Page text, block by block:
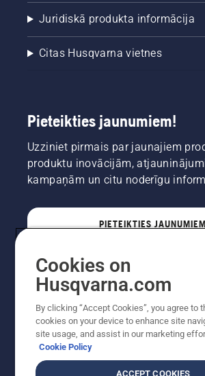
Juridiskā produkta informācija
Citas Husqvarna vietnes
Pieteikties jaunumiem!
Uzziniet pirmais par jaunajiem
produktu inovācijām,
kampaņām un citu noderīgu
PIETEIKTIES JAUNUMIEM
Cookies on
Husqvarna.com
By clicking “Accept Cookies”, you agree to
cookies on your device to enhance site
site usage, and assist in our marketing
Cookie Policy
ACCEPT COOKIES